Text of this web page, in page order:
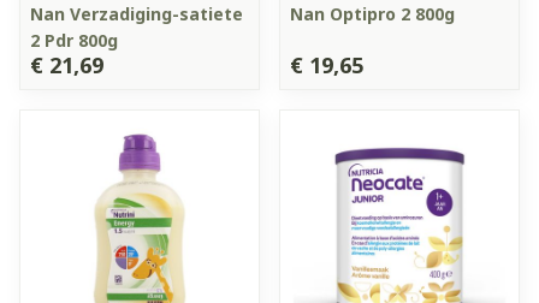
Nan Verzadiging-satiete
2 Pdr 800g
€ 21,69
Nan Optipro 2 800g
€ 19,65